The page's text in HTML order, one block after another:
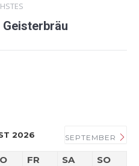
Nächster
Geisterbräu
2026 SEPTEMBER
FR SA SO